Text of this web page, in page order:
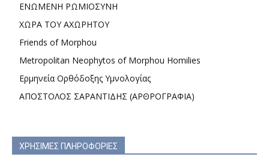
ΕΝΩΜΕΝΗ ΡΩΜΙΟΣΥΝΗ
ΧΩΡΑ ΤΟΥ ΑΧΩΡΗΤΟΥ
Friends of Morphou
Metropolitan Neophytos of Morphou Homilies
Ερμηνεία Ορθόδοξης Υμνολογίας
ΑΠΟΣΤΟΛΟΣ ΣΑΡΑΝΤΙΔΗΣ (ΑΡΘΡΟΓΡΑΦΙΑ)
ΧΡΗΣΙΜΕΣ ΠΛΗΡΟΦΟΡΙΕΣ